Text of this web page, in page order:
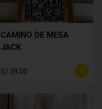
CAMINO DE MESA
JACK
S/ 39.00